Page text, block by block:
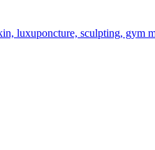
luxuponcture, sculpting, gym